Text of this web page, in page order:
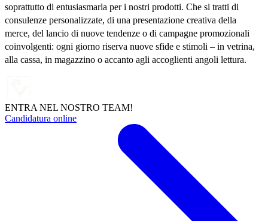
soprattutto di entusiasmarla per i nostri prodotti. Che si tratti di
consulenze personalizzate, di una presentazione creativa della
merce, del lancio di nuove tendenze o di campagne promozionali
coinvolgenti: ogni giorno riserva nuove sfide e stimoli – in vetrina,
alla cassa, in magazzino o accanto agli accoglienti angoli lettura.
ENTRA NEL NOSTRO TEAM!
Candidatura online